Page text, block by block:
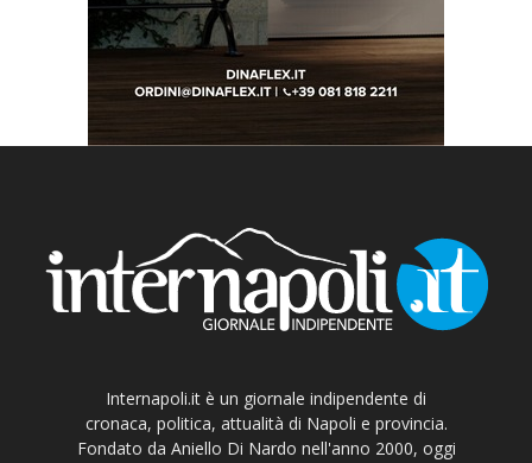
Internapoli.it è un giornale indipendente di
cronaca, politica, attualità di Napoli e provincia.
Fondato da Aniello Di Nardo nell'anno 2000, oggi